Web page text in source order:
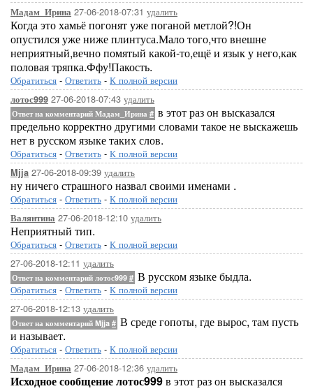
Мадам_Ирина 27-06-2018-07:31 удалить
Когда это хамьё погонят уже поганой метлой?!Он
опустился уже ниже плинтуса.Мало того,что внешне
неприятный,вечно помятый какой-то,ещё и язык у него,как
половая тряпка.Ффу!Пакость.
Обратиться - Ответить - К полной версии
лотос999 27-06-2018-07:43 удалить
Ответ на комментарий Мадам_Ирина # в этот раз он высказался
предельно корректно другими словами такое не выскажешь
нет в русском языке таких слов.
Обратиться - Ответить - К полной версии
Mjja 27-06-2018-09:39 удалить
ну ничего страшного назвал своими именами .
Обратиться - Ответить - К полной версии
Валянтина 27-06-2018-12:10 удалить
Неприятный тип.
Обратиться - Ответить - К полной версии
27-06-2018-12:11 удалить
Ответ на комментарий лотос999 # В русском языке быдла.
Обратиться - Ответить - К полной версии
27-06-2018-12:13 удалить
Ответ на комментарий Mjja # В среде гопоты, где вырос, там пусть
и называет.
Обратиться - Ответить - К полной версии
Мадам_Ирина 27-06-2018-12:36 удалить
Исходное сообщение лотос999в этот раз он высказался